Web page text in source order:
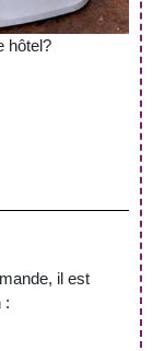
hôtel?
il est
: